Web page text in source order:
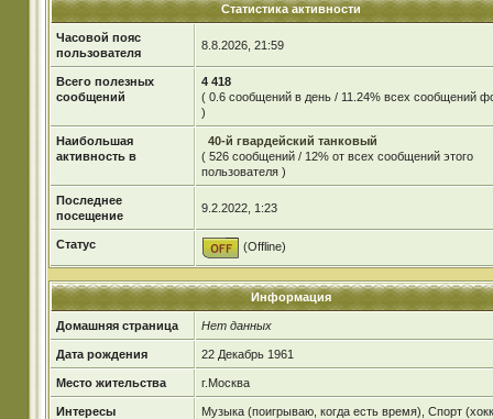
Статистика активности
Часовой пояс
пользователя
8.8.2026, 21:59
Всего полезных
сообщений
4 418
( 0.6 сообщений в день / 11.24% всех сообщений
)
Наибольшая
активность в
40-й гвардейский танковый
( 526 сообщений / 12% от всех сообщений этого
пользователя )
Последнее
посещение
9.2.2022, 1:23
Статус (Offline)
Информация
Домашняя страница Нет данных
Дата рождения 22 Декабрь 1961
Место жительства г.Москва
Интересы
Музыка (поигрываю, когда есть время), Спорт